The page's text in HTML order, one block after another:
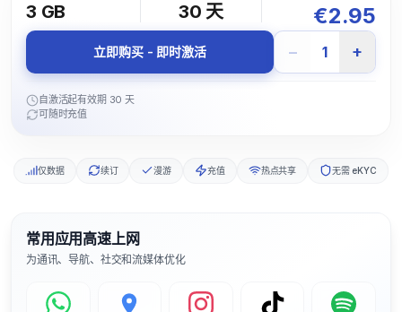
3 GB 30 天 €2.95
立即购买 - 即时激活 − 1 +
自激活起有效期 30 天
可随时充值
仅数据 续订 漫游 充值 热点共享 无需 eKYC
常用应用高速上网
为通讯、导航、社交和流媒体优化